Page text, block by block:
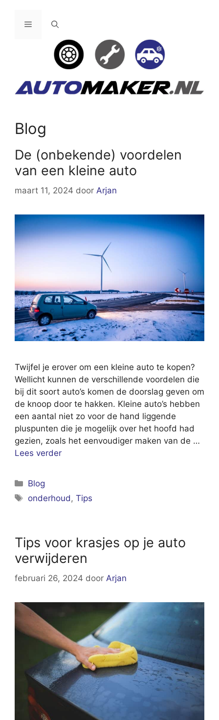
Menu
Blog
De (onbekende) voordelen
van een kleine auto
maart 11, 2024 door Arjan
Twijfel je erover om een kleine auto te kopen?
Wellicht kunnen de verschillende voordelen die
bij dit soort auto’s komen de doorslag geven om
de knoop door te hakken. Kleine auto’s hebben
een aantal niet zo voor de hand liggende
pluspunten die je mogelijk over het hoofd had
gezien, zoals het eenvoudiger maken van de …
Lees verder
Categorieën
Blog
Tags
onderhoud,Tips
Tips voor krasjes op je auto
verwijderen
februari 26, 2024 door Arjan